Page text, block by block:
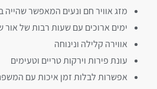
מזג אוויר חם ונעים המאפשר שהייה
ימים ארוכים עם שעות רבות של
אווירה קלילה ונינוחה
עונת פירות וירקות טריים וטעימים
אפשרות לבלות זמן איכות עם